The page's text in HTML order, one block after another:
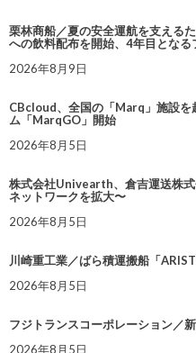
栗林商船／夏の安全運航を支える
への飲料配布を開始、4年目とな
2026年8月9日
CBcloud、全国の「Marq」施設を
ム「MarqGO」開始
2026年8月5日
株式会社Univearth、倉吉運送株
ネットワークを拡大〜
2026年8月5日
川崎重工業／ばら積運搬船「
2026年8月5日
フジトランスコーポレーション／
2026年8月5日